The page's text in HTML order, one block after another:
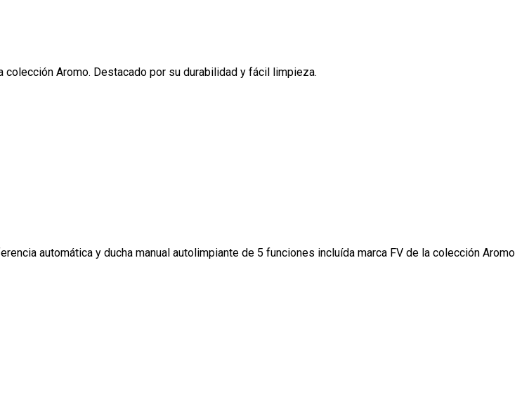
Aromo. Destacado por su durabilidad y fácil limpieza.
automática y ducha manual autolimpiante de 5 funciones incluída marca FV de la colección Aromo